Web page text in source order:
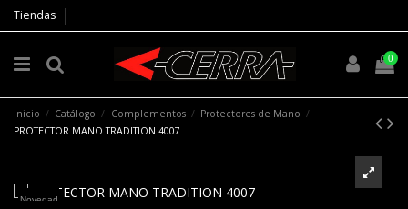
Tiendas
0
Inicio Catálogo Complementos
Protectores de Mano
PROTECTOR MANO TRADITION 4007
Novedad